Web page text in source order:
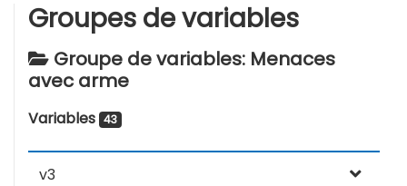
Groupes de variables
Groupe de variables: Menaces
avec arme
Variables 43
v3